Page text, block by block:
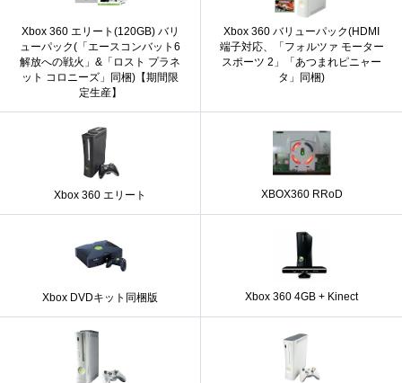
Xbox 360 エリート(120GB) バリ
ューパック(「エースコンバット6
解放への戦火」&「ロスト プラネ
ット コロニーズ」同梱)【期間限
定生産】
Xbox 360 バリューパック(HDMI
端子対応、「フォルツァ モーター
スポーツ 2」「あつまれピニャー
タ」同梱)
Xbox 360 エリート XBOX360 RRoD
Xbox DVDキット同梱版 Xbox 360 4GB + Kinect